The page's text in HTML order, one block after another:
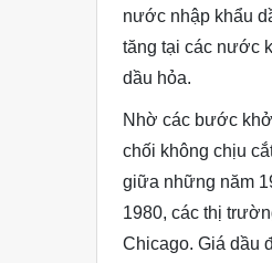
nước nhập khẩu
tăng tại các nước
dầu hỏa.
Nhờ các bước
chối không chịu
giữa những năm
1980, các thị
Chicago. Giá dầu